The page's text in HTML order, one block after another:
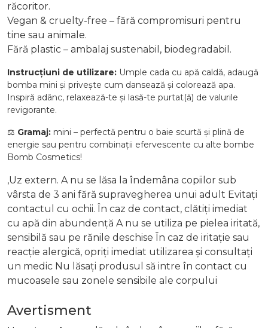
răcoritor.
Vegan & cruelty-free – fără compromisuri pentru
tine sau animale.
Fără plastic – ambalaj sustenabil, biodegradabil.
Instrucțiuni de utilizare: Umple cada cu apă caldă, adaugă
bomba mini și privește cum dansează și colorează apa.
Inspiră adânc, relaxează-te și lasă-te purtat(ă) de valurile
revigorante.
⚖️ Gramaj: mini – perfectă pentru o baie scurtă și plină de
energie sau pentru combinații efervescente cu alte bombe
Bomb Cosmetics!
,Uz extern. A nu se lăsa la îndemâna copiilor sub
vârsta de 3 ani fără supravegherea unui adult Evitați
contactul cu ochii. În caz de contact, clătiți imediat
cu apă din abundență A nu se utiliza pe pielea iritată,
sensibilă sau pe rănile deschise În caz de iritație sau
reacție alergică, opriți imediat utilizarea și consultați
un medic Nu lăsați produsul să intre în contact cu
mucoasele sau zonele sensibile ale corpului
Avertisment